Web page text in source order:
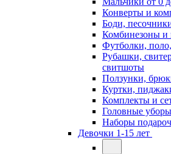
Конверты и
Боди,
Комбинезоны и
Футболки,
Рубашки,
свитшоты
Ползунки,
Куртки,
Комплекты и
Головные уборы
Наборы
Девочки 1-15 лет